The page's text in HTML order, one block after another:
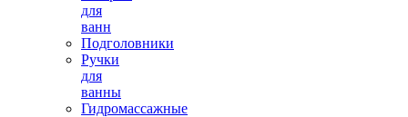
для
ванн
Подголовники
Ручки
для
ванны
Гидромассажные